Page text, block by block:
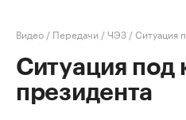
Видео / Передачи /ЧЭЗ /Ситуация
Ситуация под
президента